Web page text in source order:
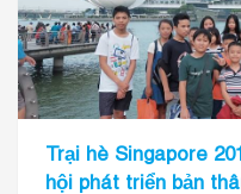
Trại hè Singapore
hội phát triển bản